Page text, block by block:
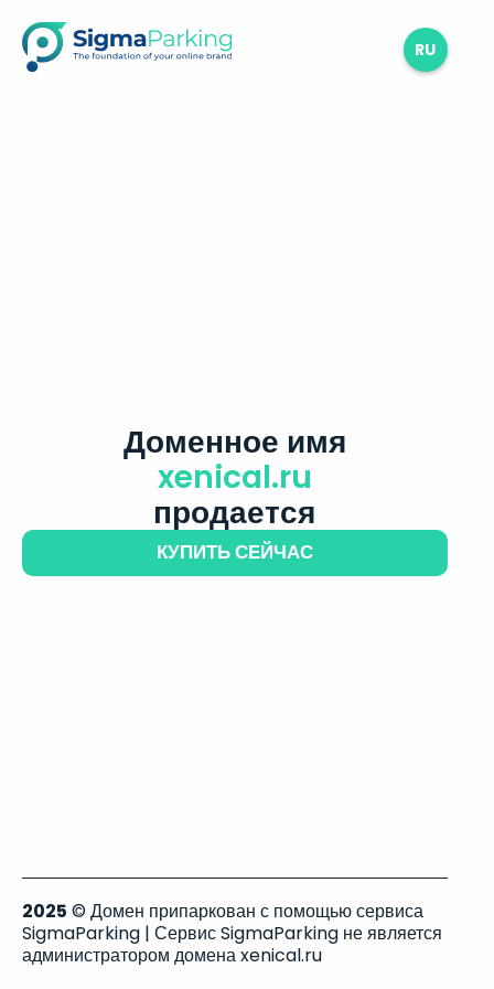
RU
Доменное имя
xenical.ru
продается
КУПИТЬ СЕЙЧАС
2025 © Домен припаркован с помощью сервиса
SigmaParking | Сервис SigmaParking не является
администратором домена xenical.ru